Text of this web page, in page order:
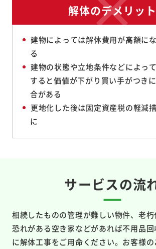
解体のデメリット
建物によっては解体費用が高額に
る
建物の状態や立地条件などによっ
すると価値が下がり買い手がつき
合がある
更地化した後は固定資産税の軽減
に
サービスの流
相続したものの管理が難しい物件、老
恐れがある空き家などがあれば不用品
に解体工事をご用命ください。お客様